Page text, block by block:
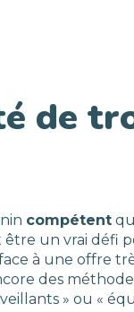
de
compétent
un vrai défi
à une offre
des
» ou «